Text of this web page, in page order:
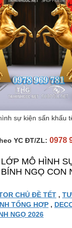
sự kiện sấn khấu
YC ĐT/ZL: 0978
MÔ HÌNH
NGỌ CON
CHỦ ĐỀ TẾT ,
TỔNG HỢP ,
NGỌ 2026